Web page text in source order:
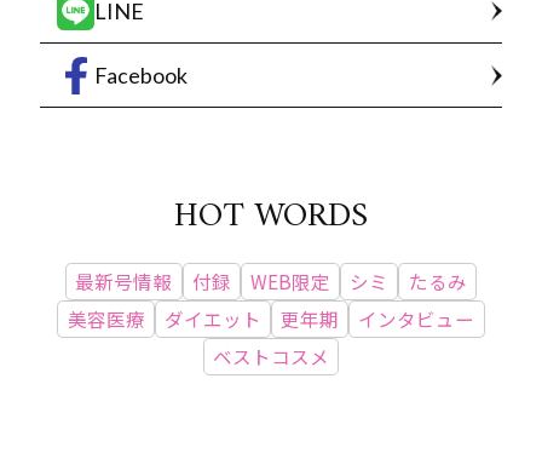
LINE
Facebook
HOT WORDS
最新号情報 付録 WEB限定 シミ
たるみ
美容医療
ダイエット 更年期
インタビュー
ベストコスメ